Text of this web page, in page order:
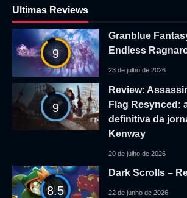
Ultimas Reviews
9
Granblue
Endless
23 de julho de 2026
9
Review:
Flag Resynced:
definitiva da
Kenway
20 de julho de 2026
8.5
Dark Scrolls –
22 de junho de 2026